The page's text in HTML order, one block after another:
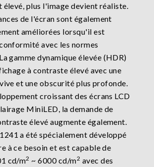
plus l'image devient réaliste.
de l'écran sont également
améliorées lorsqu'il est
avec les normes
gamme dynamique élevée (HDR)
à contraste élevé avec une
et une obscurité plus profonde.
croissant des écrans LCD
MiniLED, la demande de
élevé augmente également.
a été spécialement développé
à ce besoin et est capable de
cd/m2 ~ 6000 cd/m2 avec des